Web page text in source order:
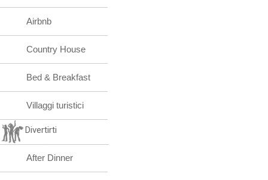
Airbnb
Country House
Bed & Breakfast
Villaggi turistici
Divertirti
After Dinner